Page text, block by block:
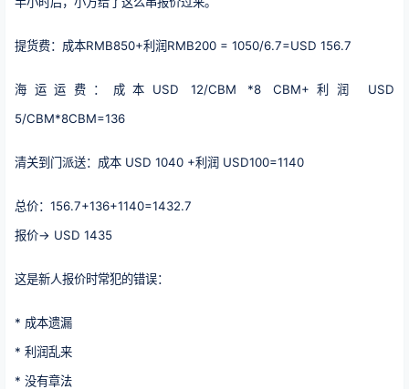
提货费：成本RMB850+利润RMB200 = 1050/6.7=USD 156.7
海运运费：成本USD 12/CBM *8 CBM+利润 USD
5/CBM*8CBM=136
清关到门派送：成本 USD 1040 +利润 USD100=1140
总价：156.7+136+1140=1432.7
报价→ USD 1435
这是新人报价时常犯的错误：
* 成本遗漏
* 利润乱来
* 没有章法